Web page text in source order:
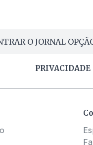
O JORNAL
PRIVACIDADE